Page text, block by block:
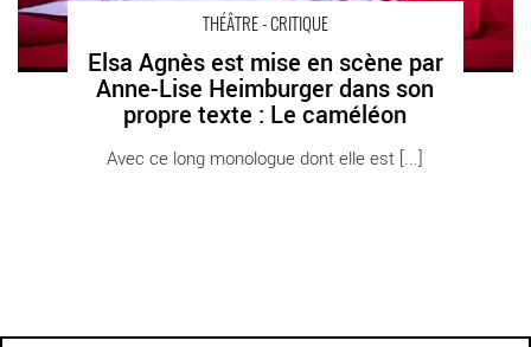
THÉÂTRE - CRITIQUE
Elsa Agnès est mise en scène par
Anne-Lise Heimburger dans son
propre texte : Le caméléon
Avec ce long monologue dont elle est [...]